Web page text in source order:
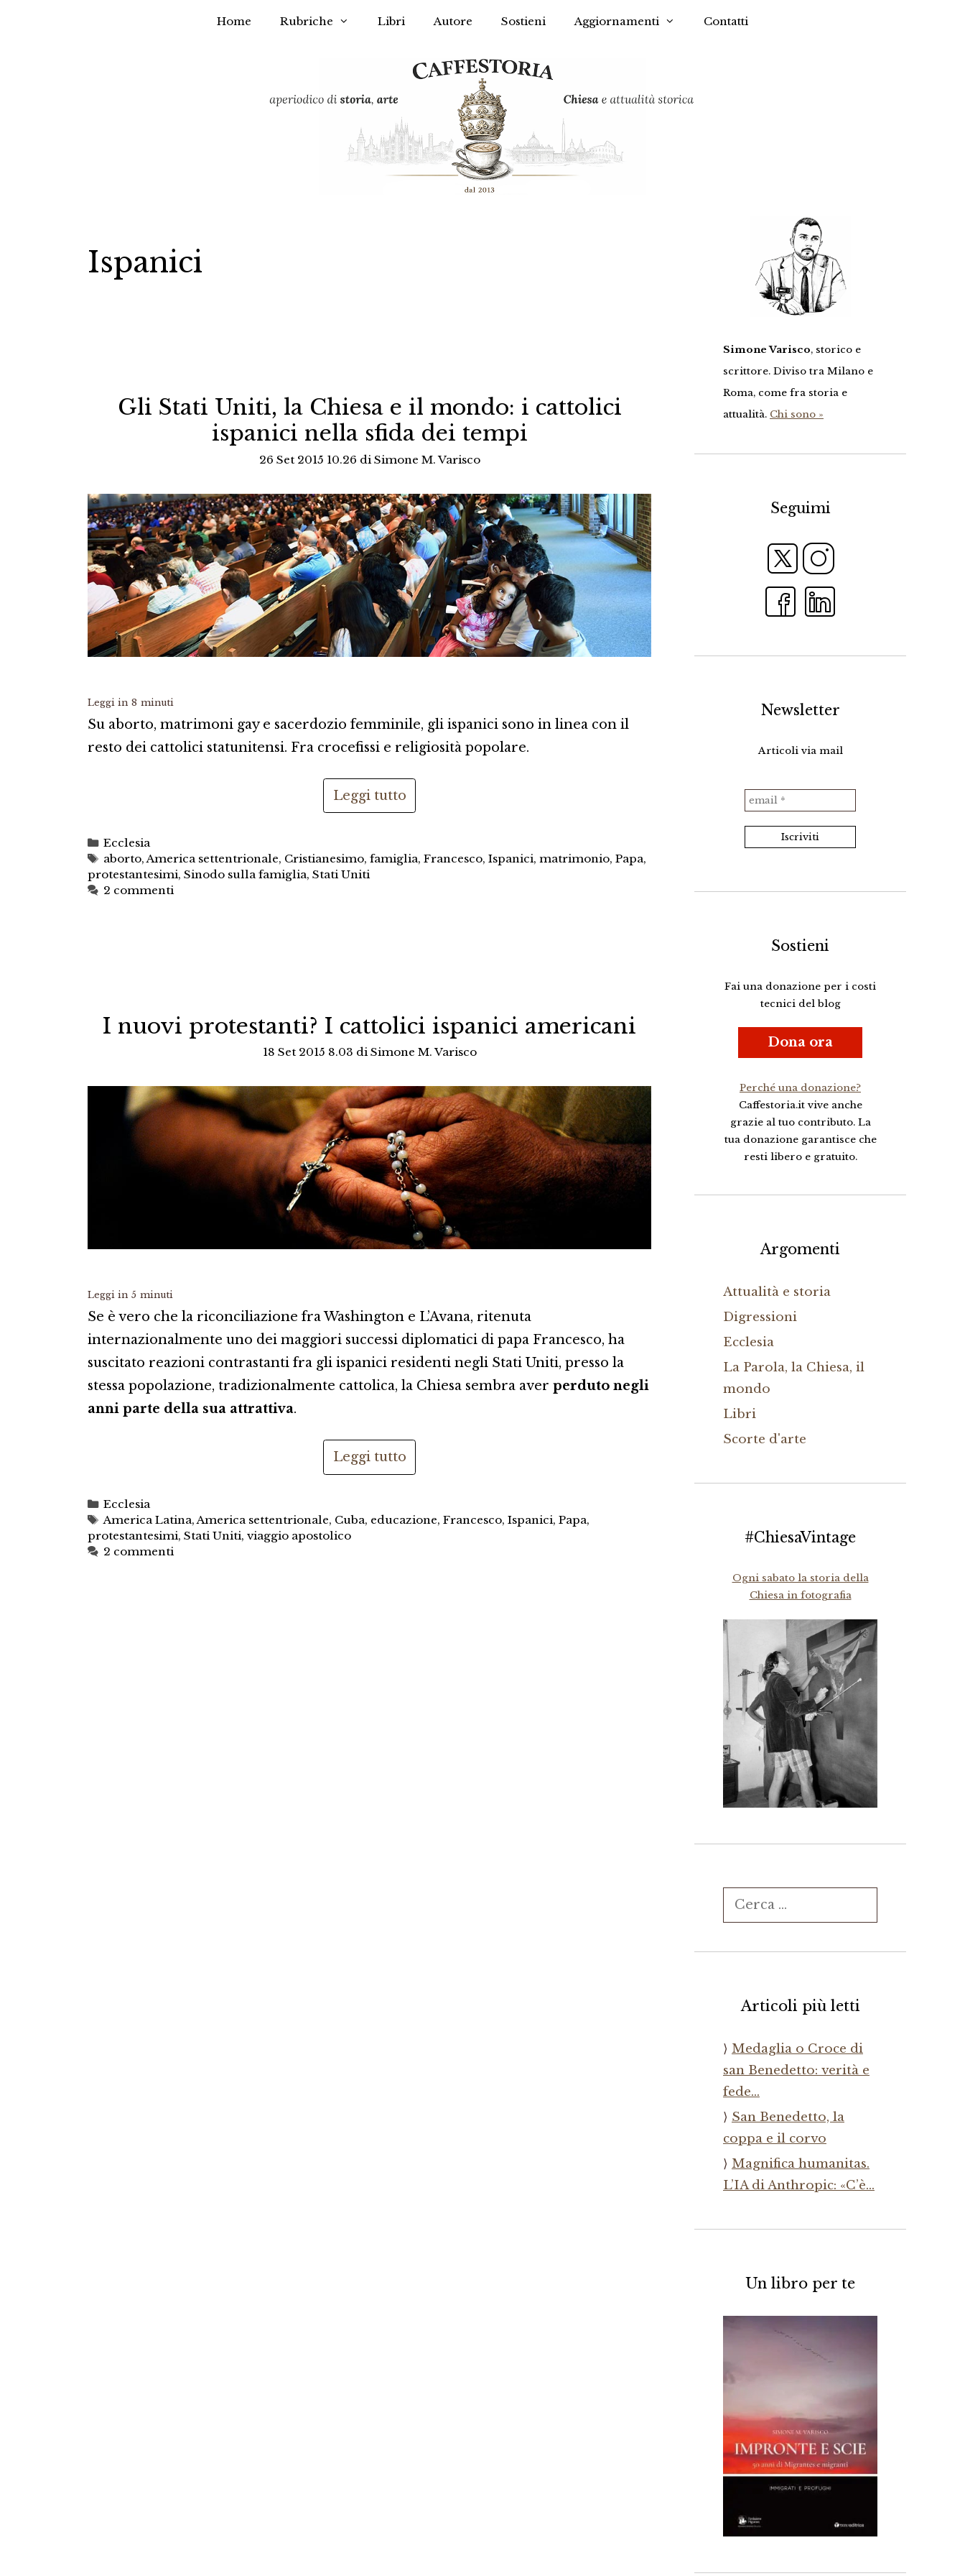
Home Rubriche Libri Autore Sostieni Aggiornamenti Contatti
Ispanici
Gli Stati Uniti, la Chiesa e il mondo: i cattolici
ispanici nella sfida dei tempi
26 Set 2015 10.26 diSimone M. Varisco
Leggi in 8 minuti
Su aborto, matrimoni gay e sacerdozio femminile, gli ispanici sono in linea con il
resto dei cattolici statunitensi. Fra crocefissi e religiosità popolare.
Leggi tutto
Categorie
Ecclesia
Tag
aborto,America settentrionale, Cristianesimo,famiglia,Francesco,Ispanici,matrimonio,Papa,
protestantesimi, Sinodo sulla famiglia, Stati Uniti
2 commenti
I nuovi protestanti? I cattolici ispanici americani
18 Set 2015 8.03 diSimone M. Varisco
Leggi in 5 minuti
Se è vero che la riconciliazione fra Washington e L’Avana, ritenuta
internazionalmente uno dei maggiori successi diplomatici di papa Francesco, ha
suscitato reazioni contrastanti fra gli ispanici residenti negli Stati Uniti, presso la
stessa popolazione, tradizionalmente cattolica, la Chiesa sembra aver perduto negli
anni parte della sua attrattiva.
Leggi tutto
Categorie
Ecclesia
Tag
America Latina,America settentrionale, Cuba, educazione,Francesco,Ispanici,Papa,
protestantesimi, Stati Uniti, viaggio apostolico
2 commenti
Simone Varisco, storico e
scrittore. Diviso tra Milano e
Roma, come fra storia e
attualità. Chi sono »
Seguimi
Newsletter
Articoli via mail
Sostieni
Fai una donazione per i costi
tecnici del blog
Dona ora
Perché una donazione?
Caffestoria.it vive anche
grazie al tuo contributo. La
tua donazione garantisce che
resti libero e gratuito.
Argomenti
Attualità e storia
Digressioni
Ecclesia
La Parola, la Chiesa, il
mondo
Libri
Scorte d'arte
#ChiesaVintage
Ogni sabato la storia della
Chiesa in fotografia
Ricerca
per:
Articoli più letti
Medaglia o Croce di
san Benedetto: verità e
fede…
San Benedetto, la
coppa e il corvo
Magnifica humanitas.
L’IA di Anthropic: «C’è…
Un libro per te